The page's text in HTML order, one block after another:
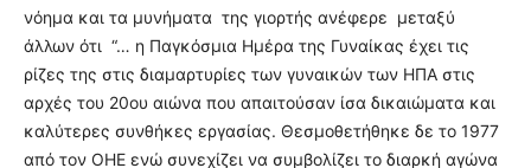
νόημα και τα μυνήματα της γιορτής ανέφερε μεταξύ
άλλων ότι “… η Παγκόσμια Ημέρα της Γυναίκας έχει τις
ρίζες της στις διαμαρτυρίες των γυναικών των ΗΠΑ στις
αρχές του 20ου αιώνα που απαιτούσαν ίσα δικαιώματα και
καλύτερες συνθήκες εργασίας. Θεσμοθετήθηκε δε το 1977
από τον ΟΗΕ ενώ συνεχίζει να συμβολίζει το διαρκή αγώνα